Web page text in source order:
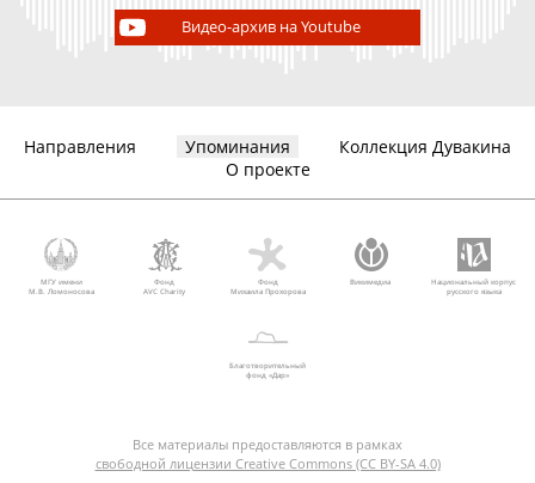
Видео-архив на Youtube
Направления Упоминания
Коллекция Дувакина
О проекте
МГУ имени
М.В. Ломоносова
Фонд
AVC Charity
Фонд
Михаила Прохорова
Викимедиа
Национальный корпус
русского языка
Благотворительный
фонд «Дар»
Все материалы предоставляются в рамках
свободной лицензии Creative Commons (CC BY-SA 4.0)